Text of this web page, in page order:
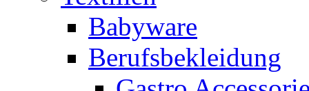
Babyware
Berufsbekleidung